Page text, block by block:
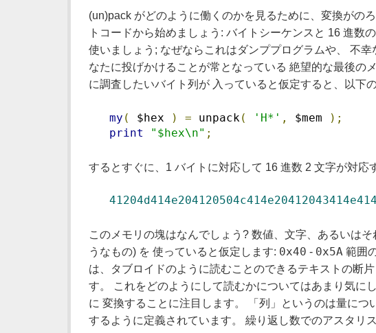
(un)pack がどのように働くのかを見るために、変換がの
トコードから始めましょう: バイトシーケンスと 16 進数
使いましょう; なぜならこれはダンププログラムや、 不
なたに投げかけることが常となっている 絶望的な最後の
に調査したいバイト列が 入っていると仮定すると、以下
my ( $hex ) = unpack( 'H*' , $mem
);
print
"$hex\n" ;
するとすぐに、1 バイトに対応して 16 進数 2 文字が対応
このメモリの塊はなんでしょう? 数値、文字、あるいは
うなもの) を 使っていると仮定します: 0x40 - 0x5A 範囲
は、タブロイドのように読むことのできるテキストの断
す。 これをどのようにして読むかについてはあまり気に
に 変換することに注目します。 「列」というのは量につ
するように定義されています。 繰り返し数でのアスタリ